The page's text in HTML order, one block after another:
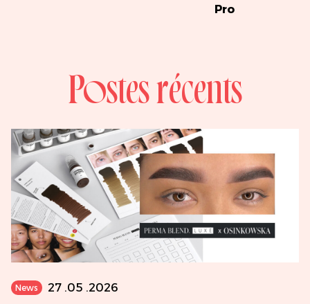
Pro
Postes récents
News 27 .05 .2026